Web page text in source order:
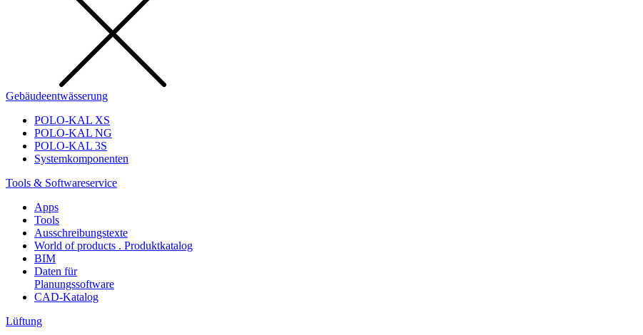
Gebäudeentwässerung
POLO-KAL XS
POLO-KAL NG
POLO-KAL 3S
Systemkomponenten
Tools & Softwareservice
Apps
Tools
Ausschreibungstexte
World of products . Produktkatalog
BIM
Daten für
Planungssoftware
CAD-Katalog
Lüftung